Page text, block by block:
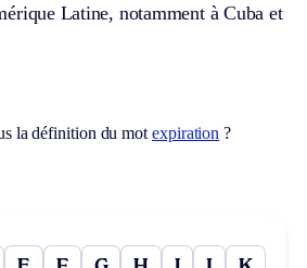
Latine, notamment à Cuba et
la définition du mot expiration ?